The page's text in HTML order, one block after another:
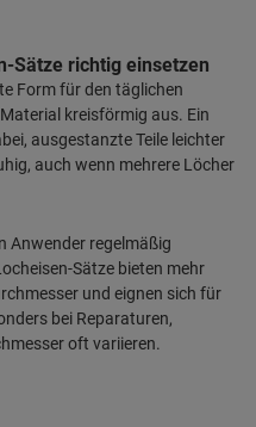
Sätze richtig einsetzen
Form für den täglichen
kreisförmig aus. Ein
ausgestanzte Teile leichter
auch wenn mehrere Löcher
Anwender regelmäßig
Sätze bieten mehr
und eignen sich für
bei Reparaturen,
oft variieren.